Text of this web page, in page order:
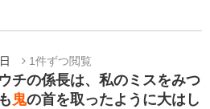
1件ずつ閲覧
チの係長は、私のミスをみつ
鬼の首を取ったように大はし